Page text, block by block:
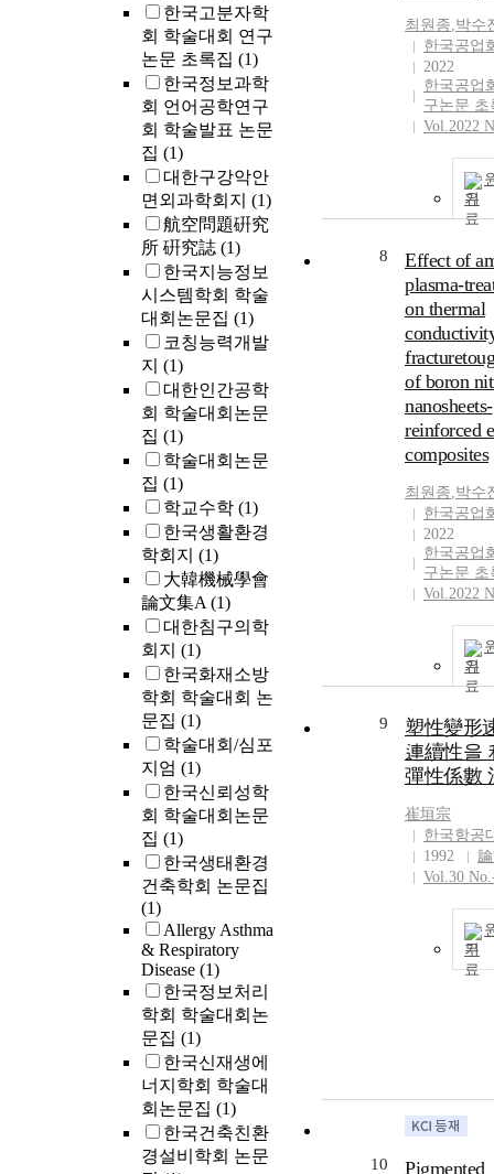
한국고분자학
회 학술대회 연구
논문 초록집 (1)
한국정보과학
회 언어공학연구
회 학술발표 논문
집 (1)
대한구강악안
면외과학회지 (1)
航空問題硏究
所 硏究誌 (1)
한국지능정보
시스템학회 학술
대회논문집 (1)
코칭능력개발
지 (1)
대한인간공학
회 학술대회논문
집 (1)
학술대회논문
집 (1)
학교수학 (1)
한국생활환경
학회지 (1)
大韓機械學會
論文集A(1)
대한침구의학
회지 (1)
한국화재소방
학회 학술대회 논
문집 (1)
학술대회/심포
지엄 (1)
한국신뢰성학
회 학술대회논문
집 (1)
한국생태환경
건축학회 논문집
(1)
Allergy Asthma
& Respiratory
Disease (1)
한국정보처리
학회 학술대회논
문집 (1)
한국신재생에
너지학회 학술대
회논문집 (1)
한국건축친환
경설비학회 논문
최원종,박수
한국공업
2022
한국공업
구논문 초
Vol.2022
기
8
Effect of
plasma-
on thermal
of boron
nanosheets-
reinforced
composites
최원종,박수
한국공업
2022
한국공업
구논문 초
Vol.2022
기
9
塑性變形
連續性을
彈性係數
崔垣宗
한국항공
1992
Vol.30
기
10
Pigmented